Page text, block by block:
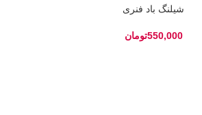
شیلنگ باد فنری
تومان